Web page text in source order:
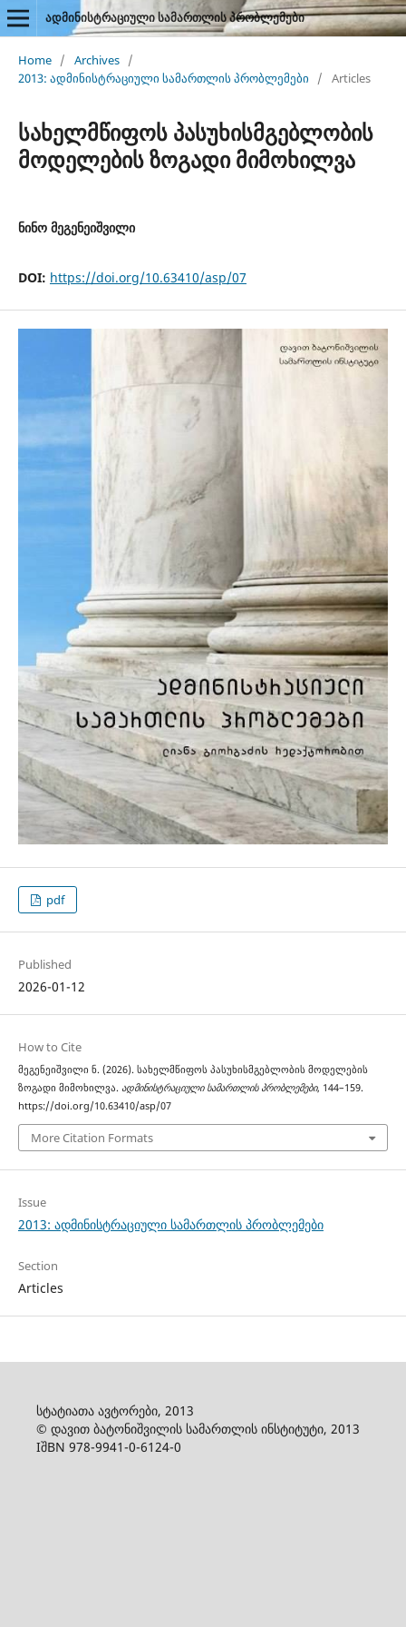
ადმინისტრაციული სამართლის პრობლემები
Home / Archives /
2013: ადმინისტრაციული სამართლის პრობლემები
/ Articles
სახელმწიფოს პასუხისმგებლობის
მოდელების ზოგადი მიმოხილვა
ნინო მეგენეიშვილი
DOI: https://doi.org/10.63410/asp/07
pdf
Published
2026-01-12
How to Cite
მეგენეიშვილი ნ. (2026). სახელმწიფოს პასუხისმგებლობის მოდელების
ზოგადი მიმოხილვა. ადმინისტრაციული სამართლის პრობლემები, 144–159.
https://doi.org/10.63410/asp/07
More Citation Formats
Issue
2013: ადმინისტრაციული სამართლის პრობლემები
Section
Articles
სტატიათა ავტორები, 2013
© დავით ბატონიშვილის სამართლის ინსტიტუტი, 2013
IშBN 978-9941-0-6124-0